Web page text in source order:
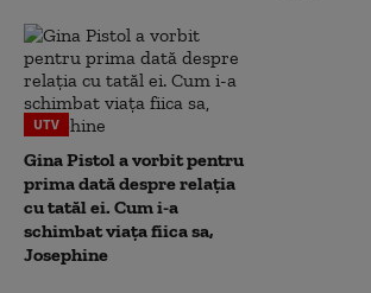
UTV
Gina Pistol a vorbit pentru
prima dată despre relația
cu tatăl ei. Cum i-a
schimbat viața fiica sa,
Josephine